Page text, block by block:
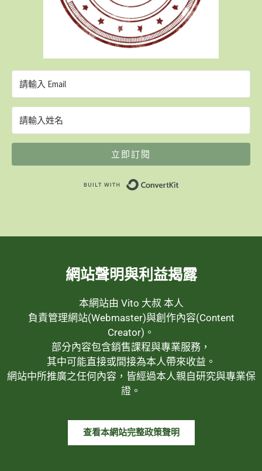
立即訂閱
網站聲明與利益揭露
本網站由 Vito 大叔 本人
負責管理網站(Webmaster)與創作內容(Content
Creator)。
部分內容包含銷售課程與專業服務，
其中可能直接或間接為本人帶來收益。
網站中所推廣之任何內容，皆經過本人親自研究與專業保
證。
查看本網站完整政策聲明